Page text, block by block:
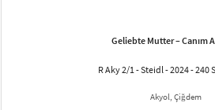
Geliebte Mutter – Canım
R Aky 2/1 - Steidl - 2024 - 240
Akyol, Çiğdem